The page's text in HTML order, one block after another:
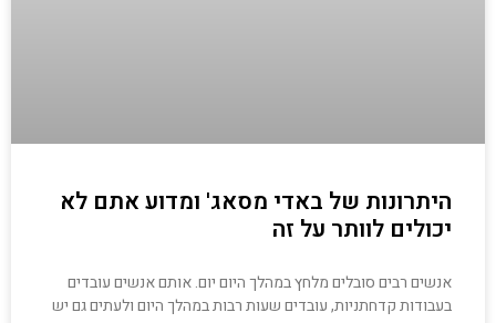
היתרונות של באדי מסאג' ומדוע אתם לא
יכולים לוותר על זה
אנשים רבים סובלים מלחץ במהלך היום יום. אותם אנשים עובדים
בעבודות קדחתניות, עובדים שעות רבות במהלך היום ולעתים גם יש